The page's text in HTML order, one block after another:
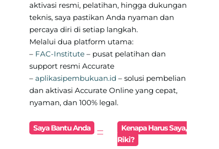
aktivasi resmi, pelatihan, hingga dukungan
teknis, saya pastikan Anda nyaman dan
percaya diri di setiap langkah.
Melalui dua platform utama:
– FAC-Institute– pusat pelatihan dan
support resmi Accurate
– aplikasipembukuan.id – solusi pembelian
dan aktivasi Accurate Online yang cepat,
nyaman, dan 100% legal.
Saya Bantu Anda
Kenapa Harus Saya,
Riki?